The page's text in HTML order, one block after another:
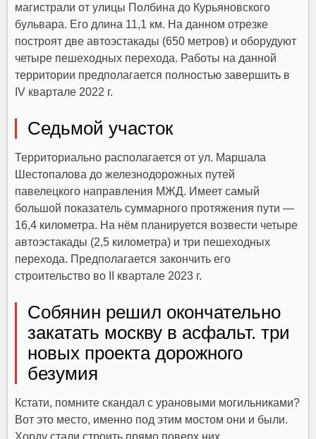
магистрали от улицы Полбина до Курьяновского
бульвара. Его длина 11,1 км. На данном отрезке
построят две автоэстакады (650 метров) и оборудуют
четыре пешеходных перехода. Работы на данной
территории предполагается полностью завершить в
IV квартале 2022 г.
Седьмой участок
Территориально располагается от ул. Маршала
Шестопалова до железнодорожных путей
павелецкого направления МЖД. Имеет самый
большой показатель суммарного протяжения пути —
16,4 километра. На нём планируется возвести четыре
автоэстакады (2,5 километра) и три пешеходных
перехода. Предполагается закончить его
строительство во II квартале 2023 г.
Собянин решил окончательно
закатать москву в асфальт. три
новых проекта дорожного
безумия
Кстати, помните скандал с урановыми могильниками?
Вот это место, именно под этим мостом они и были.
Хорду стали строить прямо поверх них.